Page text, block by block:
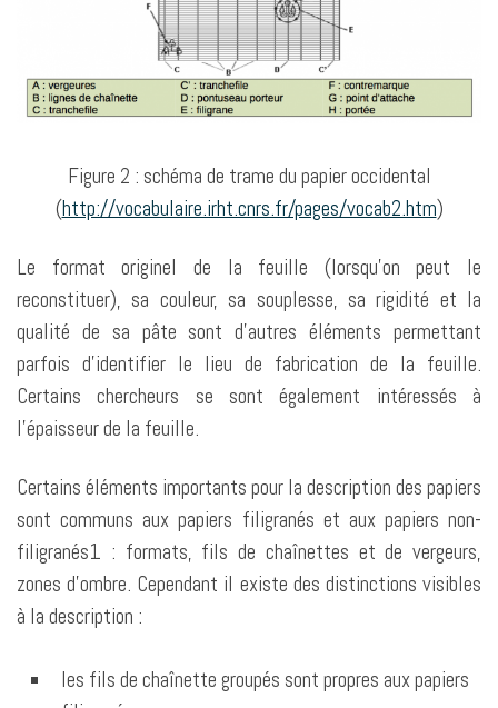
Figure 2 : schéma de trame du papier occidental
(http://vocabulaire.irht.cnrs.fr/pages/vocab2.htm)
Le format originel de la feuille (lorsqu’on peut le
reconstituer), sa couleur, sa souplesse, sa rigidité et la
qualité de sa pâte sont d’autres éléments permettant
parfois d’identifier le lieu de fabrication de la feuille.
Certains chercheurs se sont également intéressés à
l’épaisseur de la feuille.
Certains éléments importants pour la description des papiers
sont communs aux papiers filigranés et aux papiers non-
filigranés1 : formats, fils de chaînettes et de vergeurs,
zones d’ombre. Cependant il existe des distinctions visibles
à la description :
les fils de chaînette groupés sont propres aux papiers